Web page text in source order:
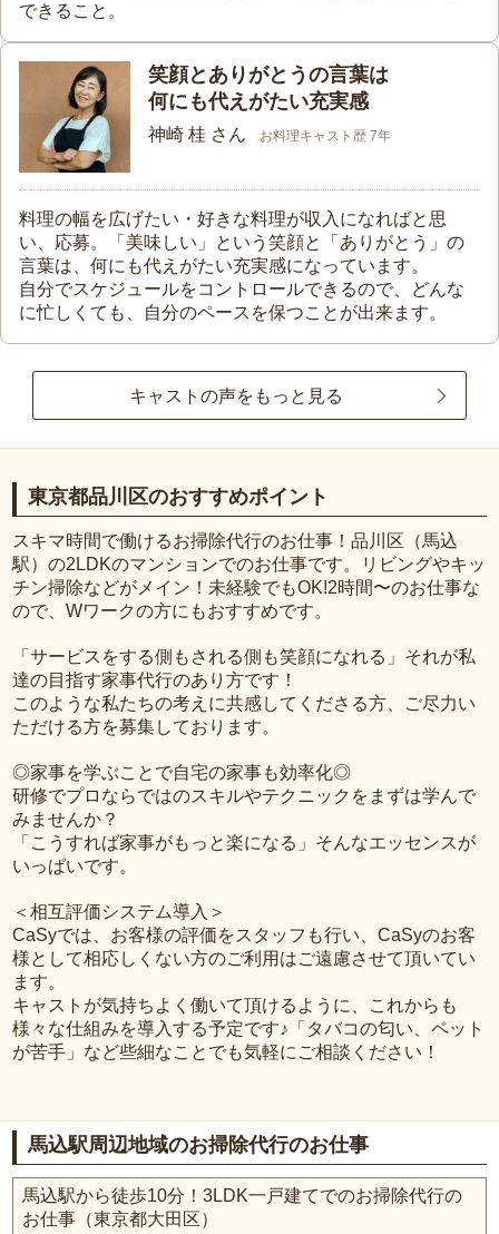
できること。
笑顔とありがとうの言葉は
何にも代えがたい充実感
神崎 桂 さん お料理キャスト歴 7年
料理の幅を広げたい・好きな料理が収入になればと思
い、応募。「美味しい」という笑顔と「ありがとう」の
言葉は、何にも代えがたい充実感になっています。
自分でスケジュールをコントロールできるので、どんな
に忙しくても、自分のペースを保つことが出来ます。
キャストの声をもっと見る
東京都品川区のおすすめポイント
スキマ時間で働けるお掃除代行のお仕事！品川区（馬込
駅）の2LDKのマンションでのお仕事です。リビングやキッ
チン掃除などがメイン！未経験でもOK!2時間〜のお仕事な
ので、Wワークの方にもおすすめです。
「サービスをする側もされる側も笑顔になれる」それが私
達の目指す家事代行のあり方です！
このような私たちの考えに共感してくださる方、ご尽力い
ただける方を募集しております。
◎家事を学ぶことで自宅の家事も効率化◎
研修でプロならではのスキルやテクニックをまずは学んで
みませんか？
「こうすれば家事がもっと楽になる」そんなエッセンスが
いっぱいです。
＜相互評価システム導入＞
CaSyでは、お客様の評価をスタッフも行い、CaSyのお客
様として相応しくない方のご利用はご遠慮させて頂いてい
ます。
キャストが気持ちよく働いて頂けるように、これからも
様々な仕組みを導入する予定です♪「タバコの匂い、ペット
が苦手」など些細なことでも気軽にご相談ください！
馬込駅周辺地域のお掃除代行のお仕事
馬込駅から徒歩10分！3LDK一戸建てでのお掃除代行の
お仕事（東京都大田区）